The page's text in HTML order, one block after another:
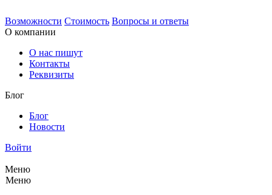
Возможности Стоимость Вопросы и ответы
О компании
О нас пишут
Контакты
Реквизиты
Блог
Блог
Новости
Войти
Меню
Меню